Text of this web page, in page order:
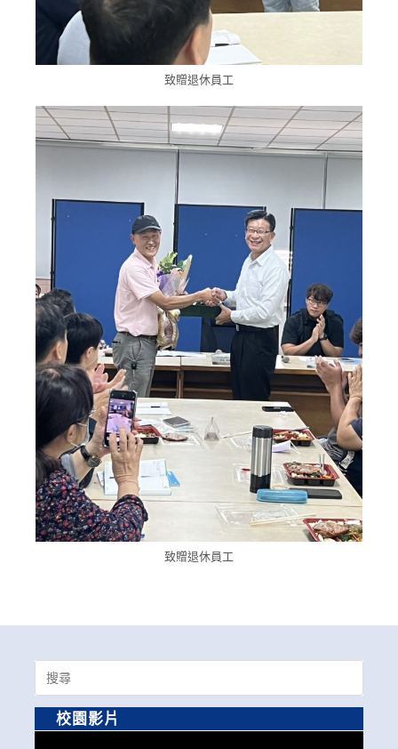
致贈退休員工
致贈退休員工
Search
for:
校園影片